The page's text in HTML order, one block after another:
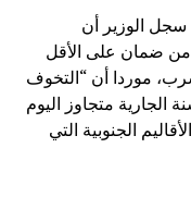
سجل الوزير أن
من ضمان على الأقل
موردا أن “التخوف
متجاوز اليوم
الجنوبية التي